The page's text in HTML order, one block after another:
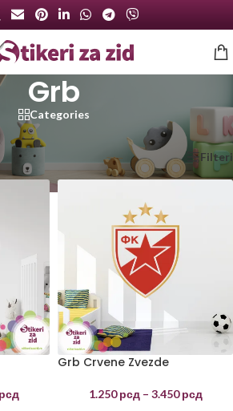
Grb
Categories
„Grb“ Prikazano je svih 2 rezultata
Filteri
рсд
Grb Crvene Zvezde
1.250рсд – 3.450рсд